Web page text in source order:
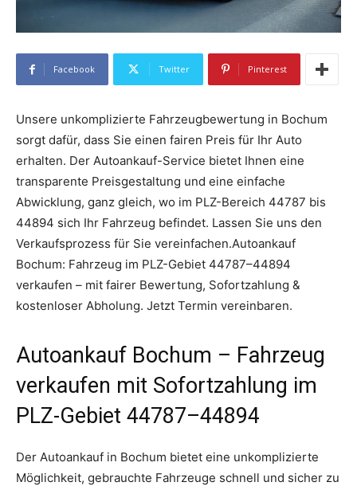
Facebook Twitter Pinterest
Unsere unkomplizierte Fahrzeugbewertung in Bochum
sorgt dafür, dass Sie einen fairen Preis für Ihr Auto
erhalten. Der Autoankauf-Service bietet Ihnen eine
transparente Preisgestaltung und eine einfache
Abwicklung, ganz gleich, wo im PLZ-Bereich 44787 bis
44894 sich Ihr Fahrzeug befindet. Lassen Sie uns den
Verkaufsprozess für Sie vereinfachen.Autoankauf
Bochum: Fahrzeug im PLZ-Gebiet 44787–44894
verkaufen – mit fairer Bewertung, Sofortzahlung &
kostenloser Abholung. Jetzt Termin vereinbaren.
Autoankauf Bochum – Fahrzeug
verkaufen mit Sofortzahlung im
PLZ-Gebiet 44787–44894
Der Autoankauf in Bochum bietet eine unkomplizierte
Möglichkeit, gebrauchte Fahrzeuge schnell und sicher zu